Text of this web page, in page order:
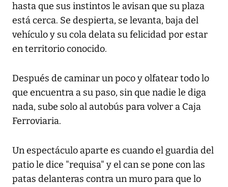
hasta que sus instintos le avisan que su plaza
está cerca. Se despierta, se levanta, baja del
vehículo y su cola delata su felicidad por estar
en territorio conocido.
Después de caminar un poco y olfatear todo lo
que encuentra a su paso, sin que nadie le diga
nada, sube solo al autobús para volver a Caja
Ferroviaria.
Un espectáculo aparte es cuando el guardia del
patio le dice "requisa" y el can se pone con las
patas delanteras contra un muro para que lo